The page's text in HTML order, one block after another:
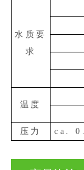
水质要
求
温度
压力
ca.